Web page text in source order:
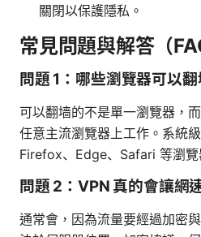
關閉以保護隱私。
常見問題與解答（
問題 1：哪些瀏覽器可以翻
可以翻墙的不是單一瀏覽器，
任意主流瀏覽器上工作。系統
Firefox、Edge、Safari 等瀏覽
問題 2：VPN 真的會讓網
通常會，因為流量要經過加密